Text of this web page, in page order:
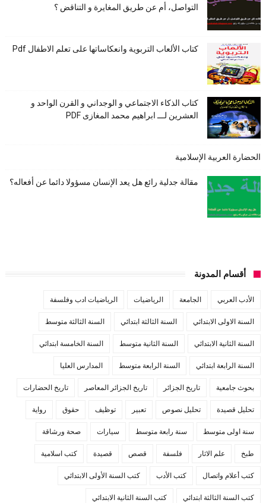
التواصل، أم عن طريق المغايرة و التناقض ؟
كتاب الألعاب التربوية وانعكاساتها على تعلم الاطفال Pdf
كتاب الذكاء الاجتماعي و الوجداني و القرن الواحد و
العشرين لـــ ابراهيم محمد المغازى PDF
الحضارة العربية الإسلامية
مقالة جدلية رائع هل يعد الإنسان مسؤولا دائما عن أفعاله؟
أقسام المدونة
الأدب العربي الجامعة الرياضيات الرياضيات ادب وفلسفة
السنة الاولى الابتدائي السنة الثالثة ابتدائي السنة الثالثة متوسط
السنة الثانية الابتدائي السنة الثانية متوسط السنة الخامسة ابتدائي
السنة الرابعة ابتدائي السنة الرابعة متوسط المدارس العليا
بحوث جامعية تاريخ الجزائر تاريخ الجزائر المعاصر تاريخ الحضارات
تحليل قصيدة تحليل نصوص تعبير توظيف حقوق رواية
سنة اولى متوسط سنة رابعة متوسط سيارات صحة ورشاقة
طبخ علم الاثار فلسفة قصص قصيدة كتب اسلامية
كتب أعلام واتصال كتب الأدب كتب السنة الأولى الابتدائي
كتب السنة الثالثة ابتدائي كتب السنة الثانية الابتدائي